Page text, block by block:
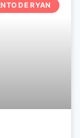
DE RYAN